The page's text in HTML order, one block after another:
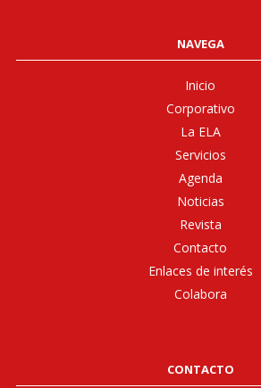
NAVEGA
Inicio
Corporativo
La ELA
Servicios
Agenda
Noticias
Revista
Contacto
Enlaces de interés
Colabora
CONTACTO